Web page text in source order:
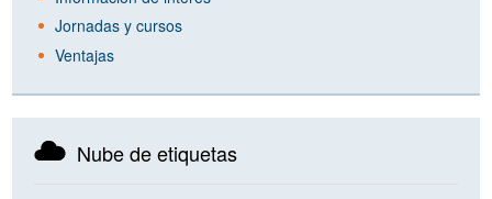
Jornadas y cursos
Ventajas
Nube de etiquetas